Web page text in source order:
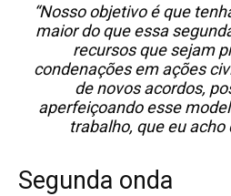
“Nosso objetivo é que
maior do que essa
recursos que sejam
condenações em ações
de novos acordos,
aperfeiçoando esse
trabalho, que eu acho
Segunda onda